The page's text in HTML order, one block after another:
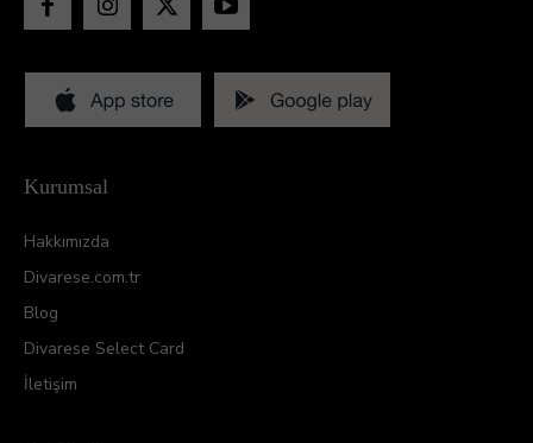
Kurumsal
Hakkımızda
Divarese.com.tr
Blog
Divarese Select Card
İletişim